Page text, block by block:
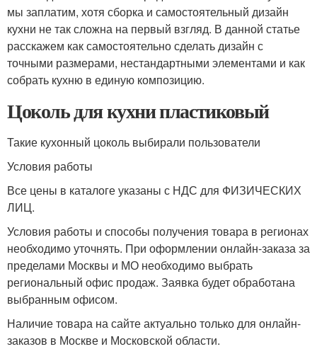
мы заплатим, хотя сборка и самостоятельный дизайн
кухни не так сложна на первый взгляд. В данной статье
расскажем как самостоятельно сделать дизайн с
точными размерами, нестандартными элементами и как
собрать кухню в единую композицию.
Цоколь для кухни пластиковый
Такие кухонный цоколь выбирали пользователи
Условия работы
Все цены в каталоге указаны с НДС для ФИЗИЧЕСКИХ
ЛИЦ.
Условия работы и способы получения товара в регионах
необходимо уточнять. При оформлении онлайн-заказа за
пределами Москвы и МО необходимо выбрать
региональный офис продаж. Заявка будет обработана
выбранным офисом.
Наличие товара на сайте актуально только для онлайн-
заказов в Москве и Московской области.